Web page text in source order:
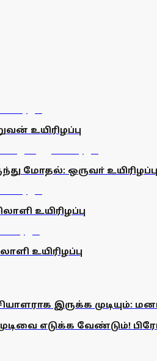
உயிரிழப்பு
மோதல்: ஒருவா் உயிரிழப்பு
உயிரிழப்பு
உயிரிழப்பு
இருக்க முடியும்:
எடுக்க வேண்டும்!